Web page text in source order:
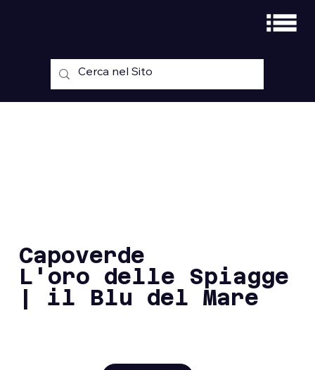
Capoverde
L'oro delle Spiagge
| il Blu del Mare